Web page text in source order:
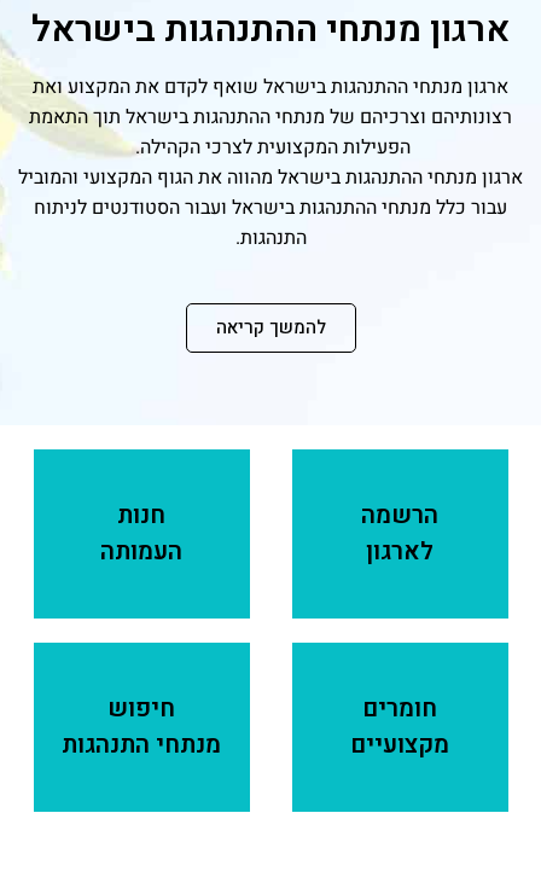
ארגון מנתחי ההתנהגות בישראל
ארגון מנתחי ההתנהגות בישראל שואף לקדם את המקצוע ואת
רצונותיהם וצרכיהם של מנתחי ההתנהגות בישראל תוך התאמת
הפעילות המקצועית לצרכי הקהילה.
ארגון מנתחי ההתנהגות בישראל מהווה את הגוף המקצועי והמוביל
עבור כלל מנתחי ההתנהגות בישראל ועבור הסטודנטים לניתוח
התנהגות.
להמשך קריאה
הרשמה
לארגון
חנות
העמותה
חומרים
מקצועיים
חיפוש
מנתחי התנהגות